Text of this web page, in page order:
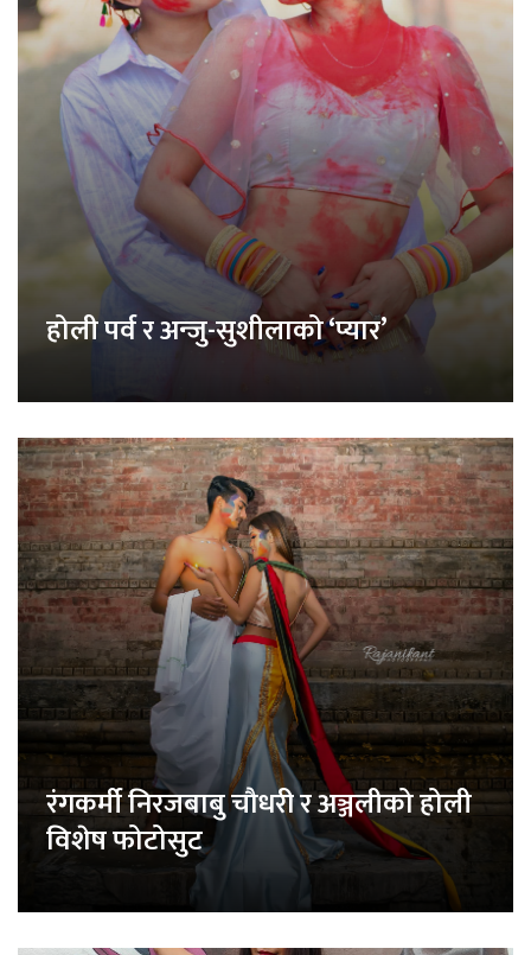
होली पर्व र अन्जु-सुशीलाको ‘प्यार’
रंगकर्मी निरजबाबु चौधरी र अञ्जलीको होली
विशेष फोटोसुट